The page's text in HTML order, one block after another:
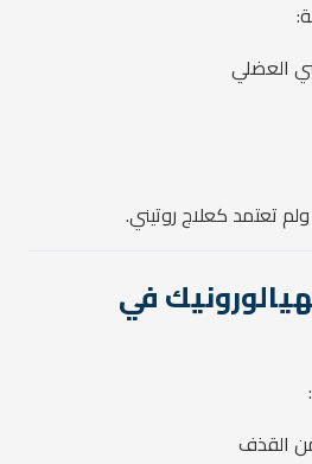
العضلي
تعتمد كعلاج روتيني.
في
القذف